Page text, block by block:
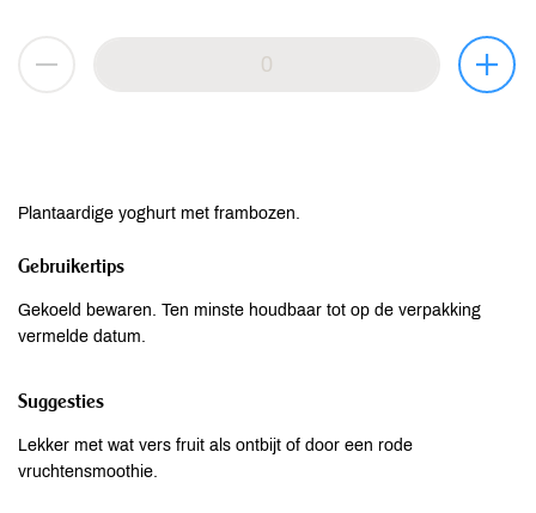
Plantaardige yoghurt met frambozen.
Gebruikertips
Gekoeld bewaren. Ten minste houdbaar tot op de verpakking
vermelde datum.
Suggesties
Lekker met wat vers fruit als ontbijt of door een rode
vruchtensmoothie.